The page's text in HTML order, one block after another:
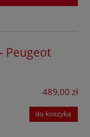
Peugeot
489,00 zł
do koszyka